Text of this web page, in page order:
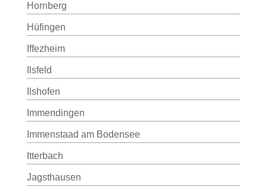
Hornberg
Hüfingen
Iffezheim
Ilsfeld
Ilshofen
Immendingen
Immenstaad am Bodensee
Itterbach
Jagsthausen